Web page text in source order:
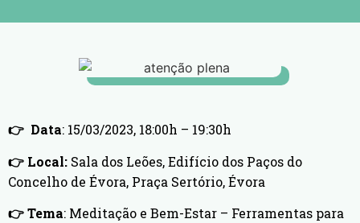
👉 Data: 15/03/2023, 18:00h – 19:30h
👉 Local: Sala dos Leões, Edifício dos Paços do
Concelho de Évora, Praça Sertório, Évora
👉Tema: Meditação e Bem-Estar – Ferramentas para